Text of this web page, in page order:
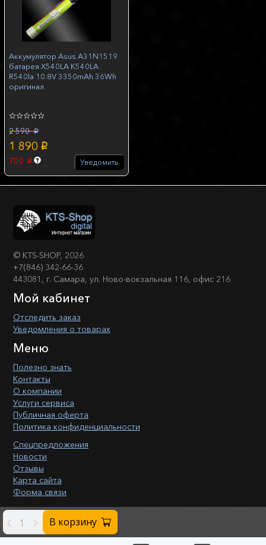
- + В корзину
Аккумулятор Asus A31N1519
батарея X540LA K540LA
R540la 10.8V 3350mAh 36Wh
оригинал
2 590 p
1 890 p
700 p Уведомить
© KTS-SHOP, 2026
+7(846) 342-66-36
443081, г. Самара, ул. Ново-вокзальная 116, офис 216
Мой кабинет
Отследить заказ
Уведомления о товарах
Меню
Полезно знать
Контакты
О компании
Услуги сервиса
Публичная оферта
Политика конфиденциальности
Спецпредложения
Новости
Отзывы
Карта сайта
Форма связи